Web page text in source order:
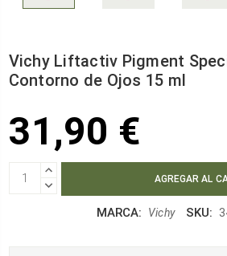
Vichy Liftactiv Pigment
Contorno de Ojos 15 ml
31,90 €
AUMENTAR
CANTIDAD:
DISMINUIR
MARCA: Vichy SKU: